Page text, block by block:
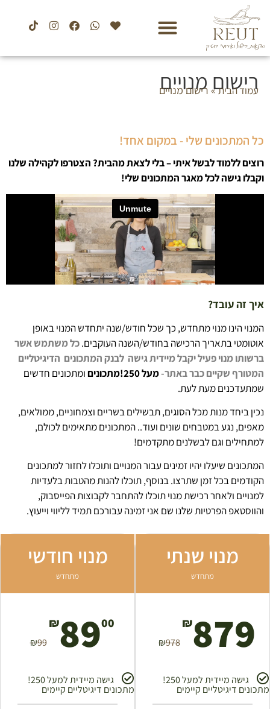
רישום מנויים
עמוד הבית» רישום מנויים
כל המתכונים שלי - במקום אחד!
רוצים ללמוד לבשל איתי – בלי לצאת מהבית? הצטרפו לקהילה שלנו
וקבלו גישה לכל מאגר המתכונים שלי!
איך זה עובד?
המנוי הינו מנוי מתחדש, כך שכל חודש/שנה יתחדש המנוי באופן
אוטומטי בתאריך הרכישה בחודש/השנה העוקבים.כל משתמש אשר
ברשותו מנוי פעיל יקבל מיידית גישה לבנק המתכונים הדיגיטליים
המטורףשקיים כבר באתר-מעל 250!מתכונים
ומתכונים חדשים
שמתעדכנים מעת לעת.
נכין ביחד מנות מכל הסוגים, תבשילים בשריים וצמחוניים, ממולאים,
מאפים, נגע במטבחים שונים ועוד.. המתכונים מתאימים לכולם,
למתחילים וגם לבשלנים מתקדמים!
המתכונים שיעלו יהיו זמינים עבור המנויים ותוכלו לחזור למתכונים
הקודמים בכל זמן שתרצו. בנוסף, תוכלו להנות מהטבות בלעדיות
למנויים ולאחר רכישת מנוי תוכלו להתחבר לקבוצות הפייסבוק,
והווסטאפ הפרטיות שלנו שם אני זמינה עבורכם תמיד לליווי וייעוץ.
מנוי שנתי
מתחדש
₪978
₪879
גישה מיידית למעל 250!
מתכונים דיגיטליים קיימים
מנוי חודשי
מתחדש
₪99
₪8900
גישה מיידית למעל 250!
מתכונים דיגיטליים קיימים